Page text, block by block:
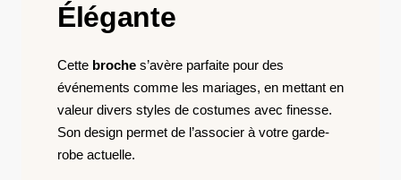
Élégante
Cette broche s’avère parfaite pour des
événements comme les mariages, en mettant en
valeur divers styles de costumes avec finesse.
Son design permet de l’associer à votre garde-
robe actuelle.